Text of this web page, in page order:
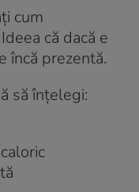
cum
că dacă e
încă prezentă.
să înțelegi: